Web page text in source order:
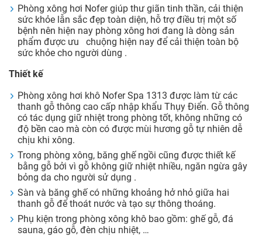
Phòng xông hơi Nofer giúp thư giãn tinh thần, cải thiện
sức khỏe lẫn sắc đẹp toàn diện, hỗ trợ điều trị một số
bệnh nên hiện nay phòng xông hơi đang là dòng sản
phẩm được ưu chuộng hiện nay để cải thiện toàn bộ
sức khỏe cho người dùng .
Thiết kế
Phòng xông hơi khô Nofer Spa 1313 được làm từ các
thanh gỗ thông cao cấp nhập khẩu Thụy Điển. Gỗ thông
có tác dụng giữ nhiệt trong phòng tốt, không những có
độ bền cao mà còn có được mùi hương gỗ tự nhiên dễ
chịu khi xông.
Trong phòng xông, băng ghế ngồi cũng được thiết kế
bằng gỗ bởi vì gỗ không giữ nhiệt nhiều, ngăn ngừa gây
bỏng da cho người sử dụng .
Sàn và băng ghế có những khoảng hở nhỏ giữa hai
thanh gỗ để thoát nước và tạo sự thông thoáng.
Phụ kiện trong phòng xông khô bao gồm: ghế gỗ, đá
sauna, gáo gỗ, đèn chịu nhiệt, …